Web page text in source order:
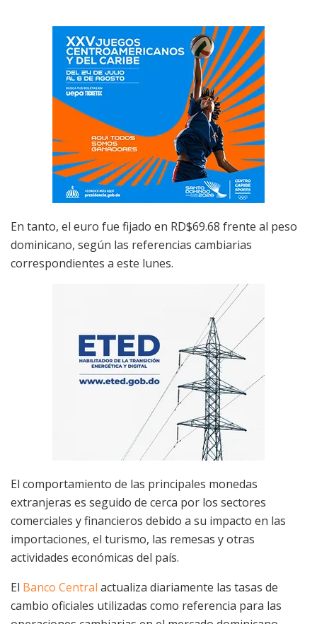
En tanto, el euro fue fijado en RD$69.68 frente al peso
dominicano, según las referencias cambiarias
correspondientes a este lunes.
El comportamiento de las principales monedas
extranjeras es seguido de cerca por los sectores
comerciales y financieros debido a su impacto en las
importaciones, el turismo, las remesas y otras
actividades económicas del país.
El Banco Central actualiza diariamente las tasas de
cambio oficiales utilizadas como referencia para las